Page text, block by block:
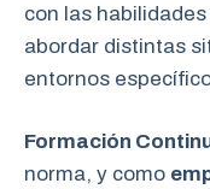
con las
abordar distintas
entornos
Formación
norma, y como